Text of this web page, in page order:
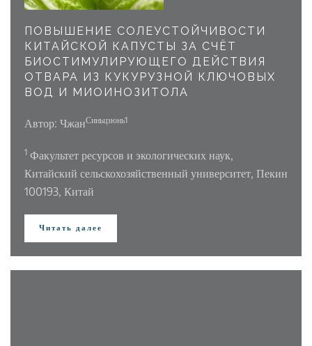
ПОВЫШЕНИЕ СОЛЕУСТОЙЧИВОСТИ
КИТАЙСКОЙ КАПУСТЫ ЗА СЧЁТ
БИОСТИМУЛИРУЮЩЕГО ДЕЙСТВИЯ
ОТВАРА ИЗ КУКУРУЗНОЙ КЛЮЧОВЫХ
ВОД И МИОИНОЗИТОЛА
Автор: ЧжанСиньцзюнь1
1 Факультет ресурсов и экологических наук,
Китайский сельскохозяйственный университет, Пекин
100193, Китай
Читать далее